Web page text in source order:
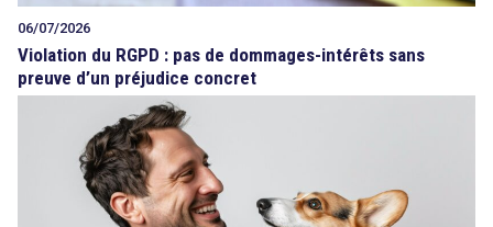
06/07/2026
Violation du RGPD : pas de dommages-intérêts sans
preuve d’un préjudice concret